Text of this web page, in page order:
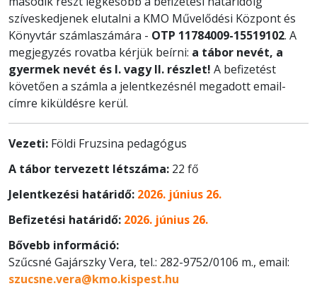
szíveskedjenek elutalni a KMO Művelődési Központ és
Könyvtár számlaszámára - OTP 11784009-15519102. A
megjegyzés rovatba kérjük beírni: a tábor nevét, a
gyermek nevét és I. vagy II. részlet! A befizetést
követően a számla a jelentkezésnél megadott email-
címre kiküldésre kerül.
Vezeti: Földi Fruzsina pedagógus
A tábor tervezett létszáma: 22 fő
Jelentkezési határidő: 2026. június 26.
Befizetési határidő: 2026. június 26.
Bővebb információ:
Szűcsné Gajárszky Vera, tel.: 282-9752/0106 m., email:
szucsne.vera@kmo.kispest.hu